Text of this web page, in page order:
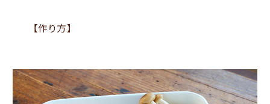
【作り方】